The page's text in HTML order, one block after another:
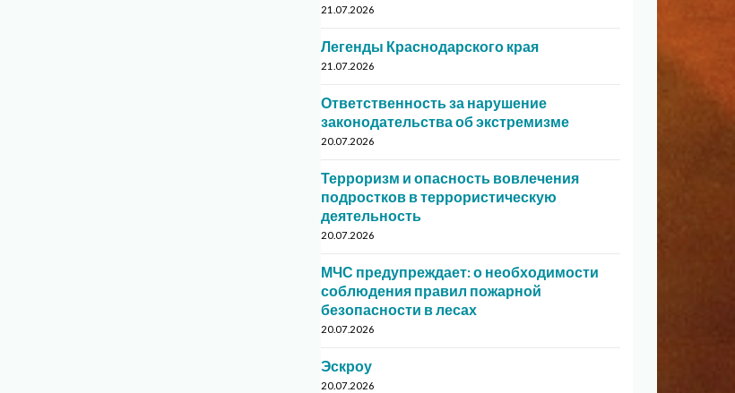
21.07.2026
Легенды Краснодарского края
21.07.2026
Ответственность за нарушение
законодательства об экстремизме
20.07.2026
Терроризм и опасность вовлечения
подростков в террористическую
деятельность
20.07.2026
МЧС предупреждает: о необходимости
соблюдения правил пожарной
безопасности в лесах
20.07.2026
Эскроу
20.07.2026